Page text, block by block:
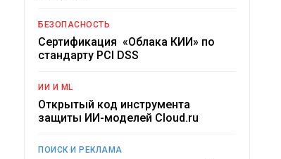
БЕЗОПАСНОСТЬ
Сертификация «Облака КИИ» по
стандарту PCI DSS
ИИ И ML
Открытый код инструмента
защиты ИИ-моделей Cloud.ru
ПОИСК И РЕКЛАМА